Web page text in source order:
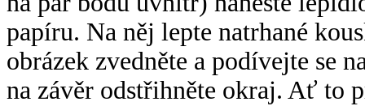
papíru. Na něj lepte natrhané
obrázek zvedněte a podívejte se
na závěr odstřihněte okraj. Ať to